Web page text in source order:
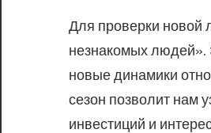
Для проверки новой
незнакомых людей».
новые динамики
сезон позволит нам
инвестиций и